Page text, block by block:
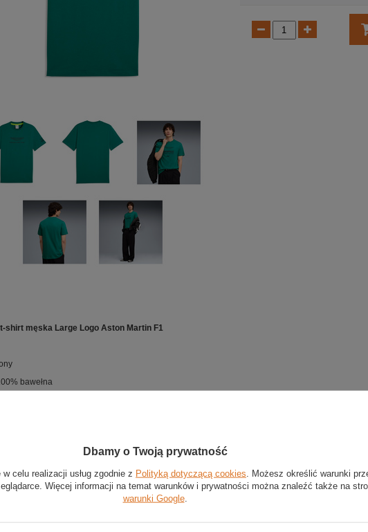
shirt męska Large Logo Aston Martin F1
bawełna
t-shirt z nowej kolekcji Aston Martin F1
duże logo zespołu
rękawie nadruk z logo firmy Puma
Dbamy o Twoją prywatność
celu realizacji usług zgodnie z Polityką dotyczącą cookies . Możesz określić warunki
Więcej informacji na temat warunków i prywatności można znaleźć także na
warunki Google.